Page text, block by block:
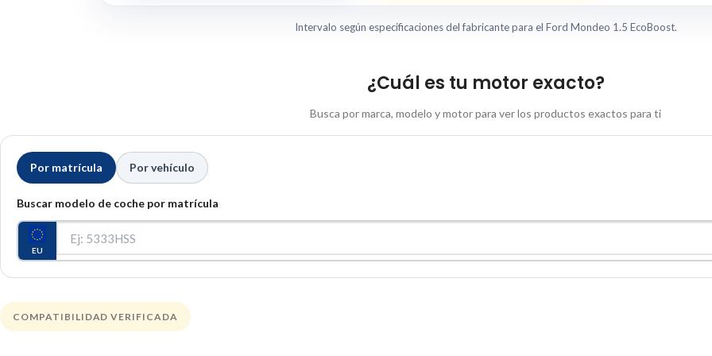
Intervalo según especificaciones del fabricante para el Ford Mondeo 1.5 EcoBoost.
¿Cuál es tu motor exacto?
Busca por marca, modelo y motor para ver los productos exactos para ti
Por matrícula Por vehículo
Buscar modelo de coche por matrícula
EU
COMPATIBILIDAD VERIFICADA